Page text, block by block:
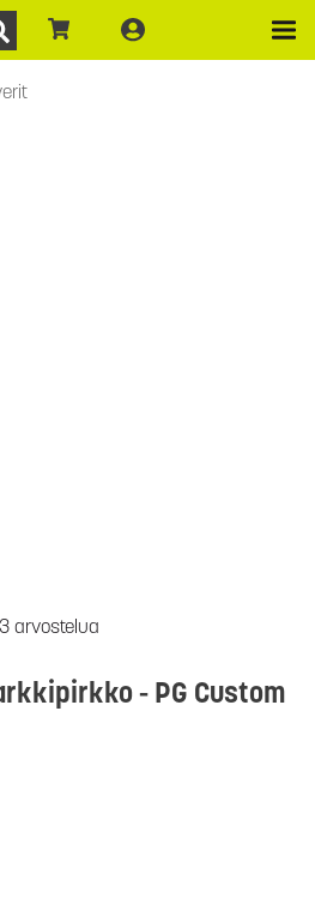
13 arvostelua
- PG Custom